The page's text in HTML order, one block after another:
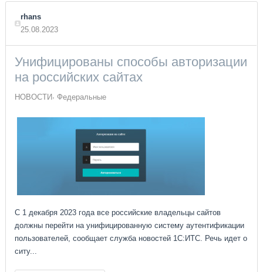
rhans
25.08.2023
Унифицированы способы авторизации
на российских сайтах
НОВОСТИ Федеральные
С 1 декабря 2023 года все российские владельцы сайтов
должны перейти на унифицированную систему аутентификации
пользователей, сообщает служба новостей 1С:ИТС. Речь идет о
ситу...